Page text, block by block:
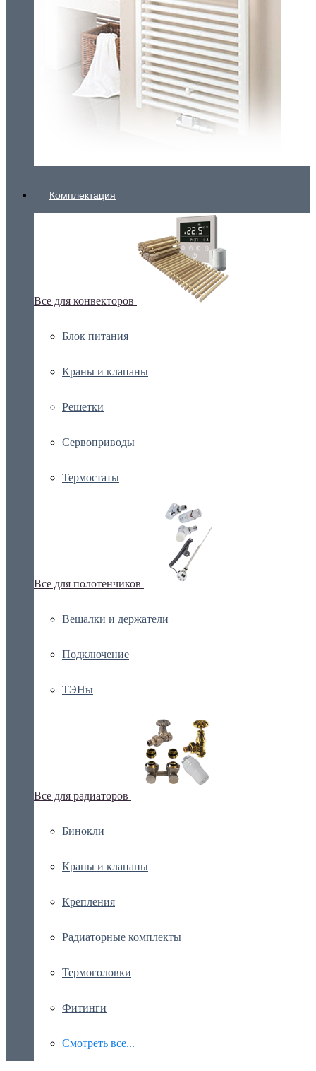
Комплектация
Все для конвекторов
Блок питания
Краны и клапаны
Решетки
Сервоприводы
Термостаты
Все для полотенчиков
Вешалки и держатели
Подключение
ТЭНы
Все для радиаторов
Бинокли
Краны и клапаны
Крепления
Радиаторные комплекты
Термоголовки
Фитинги
Смотреть все...